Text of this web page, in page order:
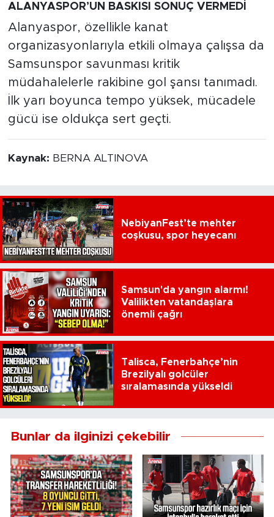
ALANYASPOR’UN BASKISI SONUÇ VERMEDİ
Alanyaspor, özellikle kanat
organizasyonlarıyla etkili olmaya çalışsa da
Samsunspor savunması kritik
müdahalelerle rakibine gol şansı tanımadı.
İlk yarı boyunca tempo yüksek, mücadele
gücü ise oldukça sert geçti.
Kaynak: BERNA ALTINOVA
NebiyanFest’te mehter
coşkusu, spor heyecanı
Samsun'da yangın alarmı!
Valilikten vatandaşlara
önemli çağrı
Talisca, Fenerbahçe’nin
Brezilyalı golcüler
sıralamasında yükseldi
Bunlar da ilginizi çekebilir